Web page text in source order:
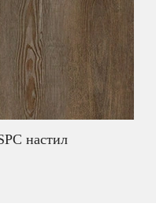
настил